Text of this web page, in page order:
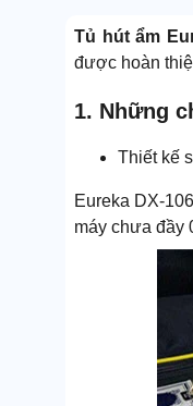
Tủ hút ẩm
được hoàn
1. Những
Thiết kế
Eureka DX-
máy chưa đầy